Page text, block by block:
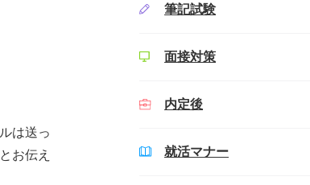
は送っ
お伝え
筆記試験
面接対策
内定後
就活マナー